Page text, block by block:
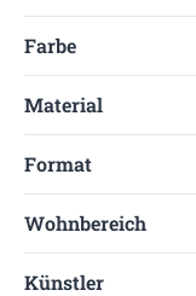
Farbe
Material
Format
Wohnbereich
Künstler